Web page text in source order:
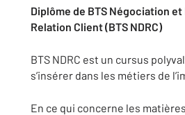
Diplôme de BTS Négociation
Relation Client (BTS NDRC)
BTS NDRC est un cursus
s’insérer dans les métiers de
En ce qui concerne les